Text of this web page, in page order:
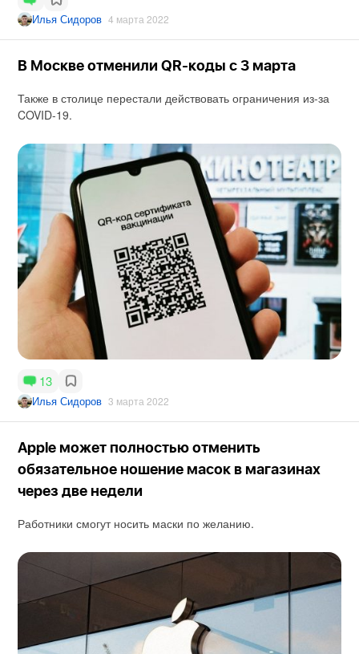
Илья Сидоров 4 марта 2022
В Москве отменили QR-коды с 3 марта
Также в столице перестали действовать ограничения из-за
COVID-19.
13
Илья Сидоров 3 марта 2022
Apple может полностью отменить
обязательное ношение масок в магазинах
через две недели
Работники смогут носить маски по желанию.